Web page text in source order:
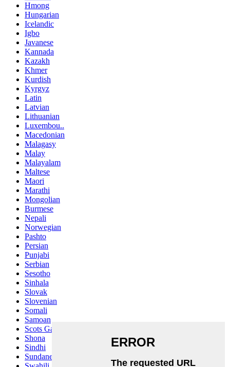
Hmong
Hungarian
Icelandic
Igbo
Javanese
Kannada
Kazakh
Khmer
Kurdish
Kyrgyz
Latin
Latvian
Lithuanian
Luxembou..
Macedonian
Malagasy
Malay
Malayalam
Maltese
Maori
Marathi
Mongolian
Burmese
Nepali
Norwegian
Pashto
Persian
Punjabi
Serbian
Sesotho
Sinhala
Slovak
Slovenian
Somali
Samoan
Scots Gaelic
Shona
Sindhi
Sundanese